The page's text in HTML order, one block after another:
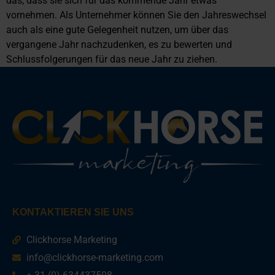
vornehmen. Als Unternehmer können Sie den Jahreswechsel
auch als eine gute Gelegenheit nutzen, um über das
vergangene Jahr nachzudenken, es zu bewerten und
Schlussfolgerungen für das neue Jahr zu ziehen.
KONTAKTIEREN SIE UNS
Clickhorse Marketing
info@clickhorse-marketing.com